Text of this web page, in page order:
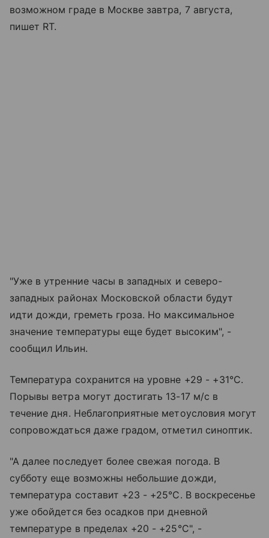
возможном граде в Москве завтра, 7 августа,
пишет RT.
"Уже в утренние часы в западных и северо-
западных районах Московской области будут
идти дожди, греметь гроза. Но максимальное
значение температуры еще будет высоким", -
сообщил Ильин.
Температура сохранится на уровне +29 - +31°C.
Порывы ветра могут достигать 13-17 м/с в
течение дня. Неблагоприятные метоусловия могут
сопровождаться даже градом, отметил синоптик.
"А далее последует более свежая погода. В
субботу еще возможны небольшие дожди,
температура составит +23 - +25°C. В воскресенье
уже обойдется без осадков при дневной
температуре в пределах +20 - +25°C", -